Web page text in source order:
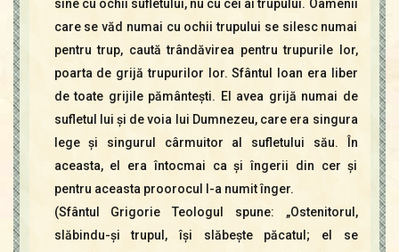
sine cu ochii sufletului, nu cu cei ai trupului. Oamenii
care se văd numai cu ochii trupului se silesc numai
pentru trup, caută trândăvirea pentru trupurile lor,
poarta de grijă trupurilor lor. Sfântul Ioan era liber
de toate grijile pământeşti. El avea grijă numai de
sufletul lui şi de voia lui Dumnezeu, care era singura
lege şi singurul cârmuitor al sufletului său. În
aceasta, el era întocmai ca şi îngerii din cer şi
pentru aceasta proorocul l-a numit înger.
(Sfântul Grigorie Teologul spune: „Ostenitorul,
slăbindu-şi trupul, îşi slăbeşte păcatul; el se